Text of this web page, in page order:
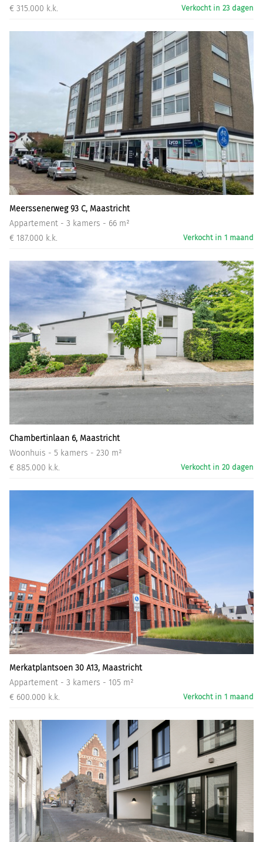
€ 315.000 k.k.
Verkocht in 23 dagen
Meerssenerweg 93 C, Maastricht
Appartement - 3 kamers - 66 m²
€ 187.000 k.k.
Verkocht in 1 maand
Chambertinlaan 6, Maastricht
Woonhuis - 5 kamers - 230 m²
€ 885.000 k.k.
Verkocht in 20 dagen
Merkatplantsoen 30 A13, Maastricht
Appartement - 3 kamers - 105 m²
€ 600.000 k.k.
Verkocht in 1 maand